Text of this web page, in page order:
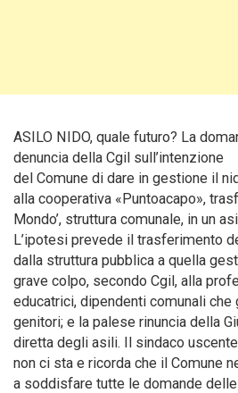
ASILO NIDO, quale futuro? La
denuncia della Cgil sull’intenzione
del Comune di dare in gestione il
alla cooperativa «Puntoacapo»,
Mondo’, struttura comunale, in un
L’ipotesi prevede il trasferimento
dalla struttura pubblica a quella
grave colpo, secondo Cgil, alla
educatrici, dipendenti comunali
genitori; e la palese rinuncia della
diretta degli asili. Il sindaco
non ci sta e ricorda che il Comune
a soddisfare tutte le domande